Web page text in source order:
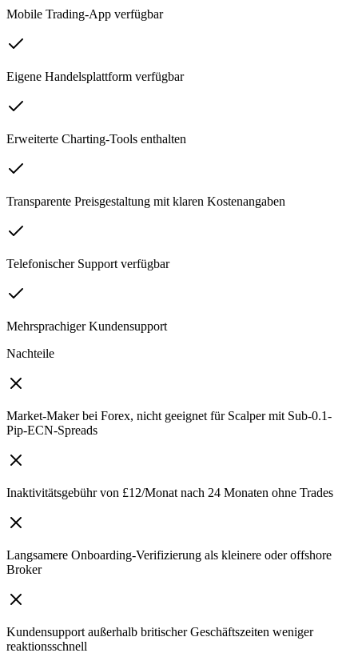
Mobile Trading-App verfügbar
Eigene Handelsplattform verfügbar
Erweiterte Charting-Tools enthalten
Transparente Preisgestaltung mit klaren Kostenangaben
Telefonischer Support verfügbar
Mehrsprachiger Kundensupport
Nachteile
Market-Maker bei Forex, nicht geeignet für Scalper mit Sub-0.1-
Pip-ECN-Spreads
Inaktivitätsgebühr von £12/Monat nach 24 Monaten ohne Trades
Langsamere Onboarding-Verifizierung als kleinere oder offshore
Broker
Kundensupport außerhalb britischer Geschäftszeiten weniger
reaktionsschnell